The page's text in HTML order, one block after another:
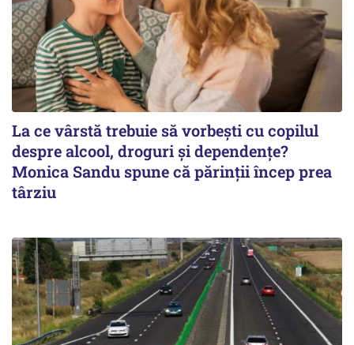
La ce vârstă trebuie să vorbești cu copilul
despre alcool, droguri și dependențe?
Monica Sandu spune că părinții încep prea
târziu